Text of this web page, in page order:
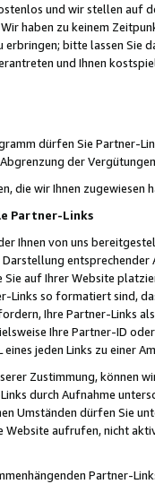
und wir stellen auf
haben zu keinem
bitte lassen Sie
und Ihnen
dürfen Sie Partner-
der
die wir Ihnen zugewiesen
Partner-Links
Ihnen von uns
auf Ihrer Website
Links so formatiert sind,
Ihre Partner-Links
Ihre Partner-ID
eines jeden Links zu einer
Zustimmung, können
durch Aufnahme
Umständen dürfen Sie
aufrufen, nicht
Partner-